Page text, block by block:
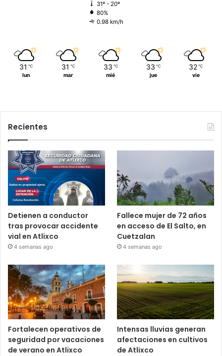
31º - 20º
80%
0.98 km/h
31 ℃
lun
31 ℃
mar
33 ℃
mié
33 ℃
jue
32 ℃
vie
Recientes
Detienen a conductor
tras provocar accidente
vial en Atlixco
4 semanas ago
Fallece mujer de 72 años
en acceso de El Salto, en
Cuetzalan
4 semanas ago
Fortalecen operativos de
seguridad por vacaciones
de verano en Atlixco
Intensas lluvias generan
afectaciones en cultivos
de Atlixco